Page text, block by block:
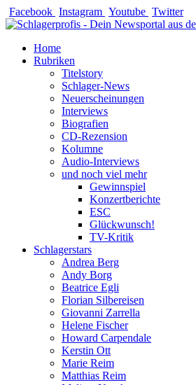
Zum
Inhalt
Facebook Instagram Youtube Twitter
Home
Rubriken
Titelstory
Schlager-News
Neuerscheinungen
Interviews
Biografien
CD-Rezension
Kolumne
Audio-Interviews
und noch viel mehr
Gewinnspiel
Konzertberichte
ESC
Glückwunsch!
TV-Kritik
Schlagerstars
Andrea Berg
Andy Borg
Beatrice Egli
Florian Silbereisen
Giovanni Zarrella
Helene Fischer
Howard Carpendale
Kerstin Ott
Marie Reim
Matthias Reim